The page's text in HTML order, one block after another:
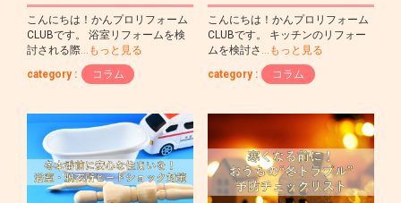
こんにちは！かんプロリフォーム
CLUBです。 浴室リフォームを検
討される際…もっと見る
category :
コラム
こんにちは！かんプロリフォーム
CLUBです。 キッチンのリフォー
ムを検討さ …もっと見る
category :
コラム